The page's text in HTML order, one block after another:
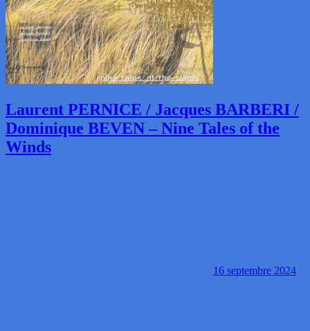
Laurent PERNICE / Jacques BARBERI /
Dominique BEVEN – Nine Tales of the
Winds
16 septembre 2024